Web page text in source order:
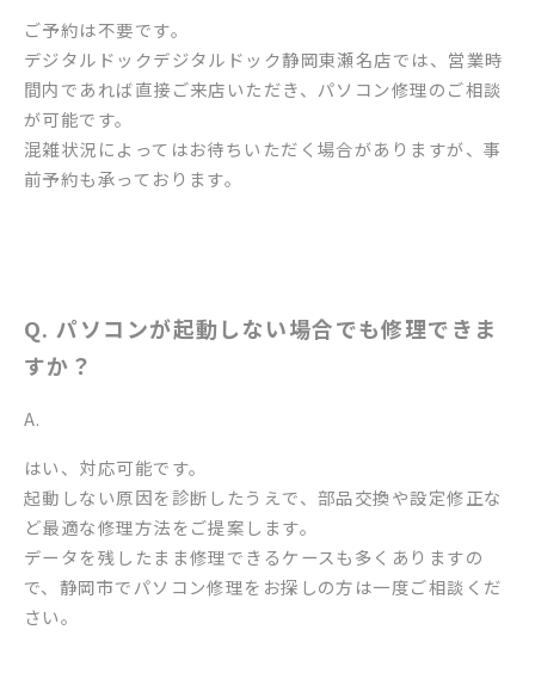
ご予約は不要です。
デジタルドックデジタルドック静岡東瀬名店では、営業時
間内であれば直接ご来店いただき、パソコン修理のご相談
が可能です。
混雑状況によってはお待ちいただく場合がありますが、事
前予約も承っております。
Q. パソコンが起動しない場合でも修理できま
すか？
A.
はい、対応可能です。
起動しない原因を診断したうえで、部品交換や設定修正な
ど最適な修理方法をご提案します。
データを残したまま修理できるケースも多くありますの
で、静岡市でパソコン修理をお探しの方は一度ご相談くだ
さい。